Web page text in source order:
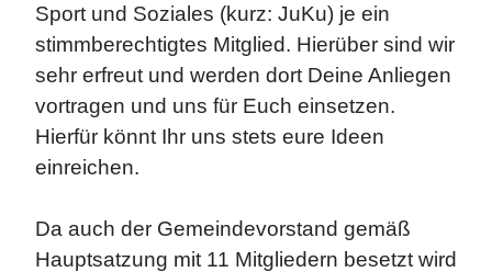
Sport und Soziales (kurz: JuKu) je ein
stimmberechtigtes Mitglied. Hierüber sind wir
sehr erfreut und werden dort Deine Anliegen
vortragen und uns für Euch einsetzen.
Hierfür könnt Ihr uns stets eure Ideen
einreichen.
Da auch der Gemeindevorstand gemäß
Hauptsatzung mit 11 Mitgliedern besetzt wird